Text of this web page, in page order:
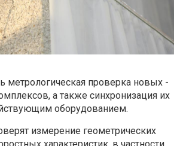
метрологическая проверка новых -
а также синхронизация их
оборудованием.
измерение геометрических